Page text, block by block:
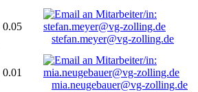
0.05
stefan.meyer@vg-zolling.de
0.01
mia.neugebauer@vg-zolling.de